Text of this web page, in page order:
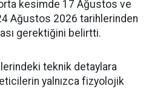
kesimde 17 Ağustos ve
Ağustos 2026 tarihlerinden
gerektiğini belirtti.
teknik detaylara
yalnızca fizyolojik